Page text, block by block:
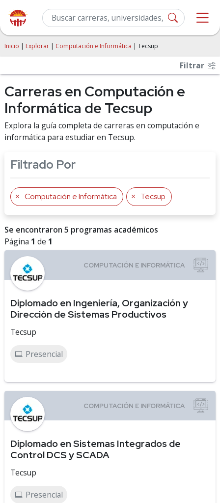
Inicio | Explorar | Computación e Informática | Tecsup
Filtrar
Carreras en Computación e
Informática de Tecsup
Explora la guía completa de carreras en computación e
informática para estudiar en Tecsup.
Filtrado Por
Computación e Informática Tecsup
Se encontraron 5 programas académicos
Página 1 de 1
Diplomado en Ingeniería, Organización y
Dirección de Sistemas Productivos
Tecsup
Presencial
Diplomado en Sistemas Integrados de
Control DCS y SCADA
Tecsup
Presencial